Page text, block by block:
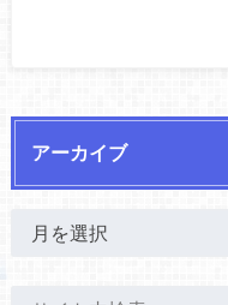
アーカイブ